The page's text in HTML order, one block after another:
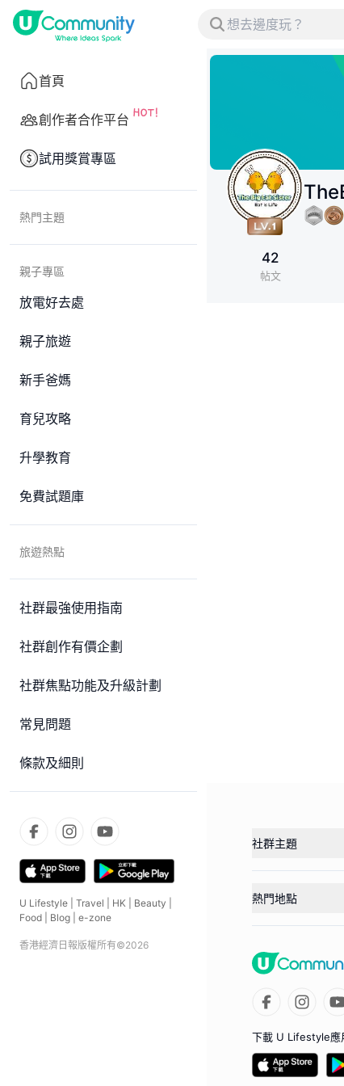
首頁
創作者合作平台
試用獎賞專區
熱門主題
親子專區
放電好去處
親子旅遊
新手爸媽
育兒攻略
升學教育
免費試題庫
旅遊熱點
社群最強使用指南
社群創作有價企劃
社群焦點功能及升級計劃
常見問題
條款及細則
U Lifestyle Travel HK Beauty
Food
Blog e-zone
香港經濟日報版權所有©2026
42
帖文
社群主題
熱門地點
下載 U Lifestyle應